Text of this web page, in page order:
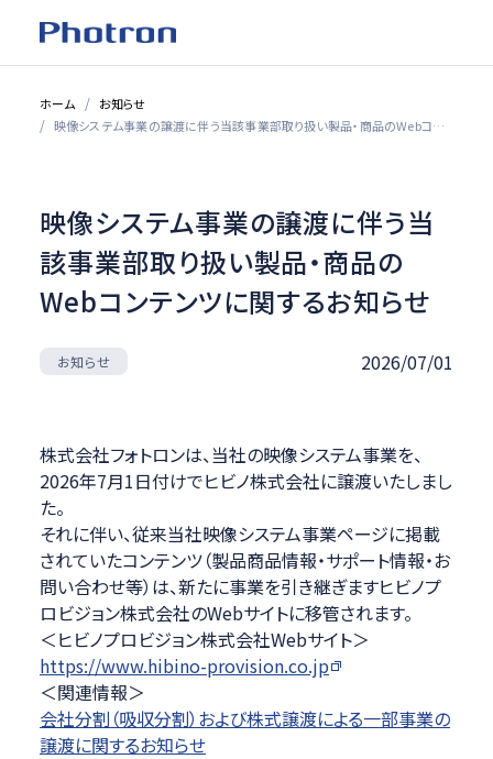
ホーム
お知らせ
映像システム事業の譲渡に伴う当該事業部取り扱い製品・商品のWebコンテンツに関するお知らせ
映像システム事業の譲渡に伴う当
該事業部取り扱い製品・商品の
Webコンテンツに関するお知らせ
お知らせ 2026/07/01
株式会社フォトロンは、当社の映像システム事業を、
2026年7月1日付けでヒビノ株式会社に譲渡いたしまし
た。
それに伴い、従来当社映像システム事業ページに掲載
されていたコンテンツ（製品商品情報・サポート情報・お
問い合わせ等）は、新たに事業を引き継ぎますヒビノプ
ロビジョン株式会社のWebサイトに移管されます。
＜ヒビノプロビジョン株式会社Webサイト＞
https://www.hibino-provision.co.jp
＜関連情報＞
会社分割（吸収分割）および株式譲渡による一部事業の
譲渡に関するお知らせ